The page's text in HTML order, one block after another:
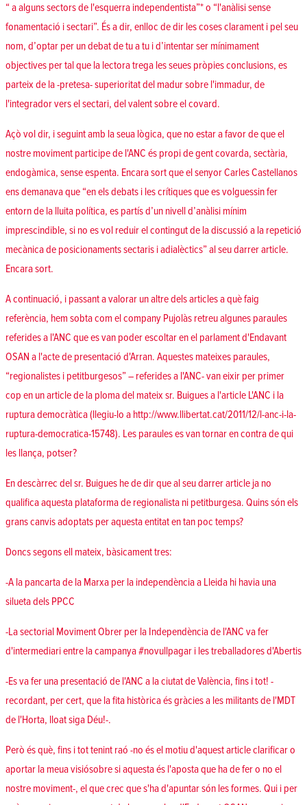
“ a alguns sectors de l'esquerra independentista”* o “l'anàlisi sense
fonamentació i sectari”. És a dir, enlloc de dir les coses clarament i pel seu
nom, d’optar per un debat de tu a tu i d’intentar ser mínimament
objectives per tal que la lectora trega les seues pròpies conclusions, es
parteix de la -pretesa- superioritat del madur sobre l'immadur, de
l'integrador vers el sectari, del valent sobre el covard.
Açò vol dir, i seguint amb la seua lògica, que no estar a favor de que el
nostre moviment participe de l'ANC és propi de gent covarda, sectària,
endogàmica, sense espenta. Encara sort que el senyor Carles Castellanos
ens demanava que “en els debats i les crítiques que es volguessin fer
entorn de la lluita política, es partís d’un nivell d’anàlisi mínim
imprescindible, si no es vol reduir el contingut de la discussió a la repetició
mecànica de posicionaments sectaris i adialèctics” al seu darrer article.
Encara sort.
A continuació, i passant a valorar un altre dels articles a què faig
referència, hem sobta com el company Pujolàs retreu algunes paraules
referides a l'ANC que es van poder escoltar en el parlament d'Endavant
OSAN a l'acte de presentació d'Arran. Aquestes mateixes paraules,
“regionalistes i petitburgesos” – referides a l'ANC- van eixir per primer
cop en un article de la ploma del mateix sr. Buigues a l'article L'ANC i la
ruptura democràtica (llegiu-lo a http://www.llibertat.cat/2011/12/l-anc-i-la-
ruptura-democratica-15748). Les paraules es van tornar en contra de qui
les llança, potser?
En descàrrec del sr. Buigues he de dir que al seu darrer article ja no
qualifica aquesta plataforma de regionalista ni petitburgesa. Quins són els
grans canvis adoptats per aquesta entitat en tan poc temps?
Doncs segons ell mateix, bàsicament tres:
-A la pancarta de la Marxa per la independència a Lleida hi havia una
silueta dels PPCC
-La sectorial Moviment Obrer per la Independència de l'ANC va fer
d'intermediari entre la campanya #novullpagar i les treballadores d'Abertis
-Es va fer una presentació de l'ANC a la ciutat de València, fins i tot! -
recordant, per cert, que la fita històrica és gràcies a les militants de l'MDT
de l'Horta, lloat siga Déu!-.
Però és què, fins i tot tenint raó -no és el motiu d'aquest article clarificar o
aportar la meua visiósobre si aquesta és l'aposta que ha de fer o no el
nostre moviment-, el que crec que s'ha d'apuntar són les formes. Qui i per